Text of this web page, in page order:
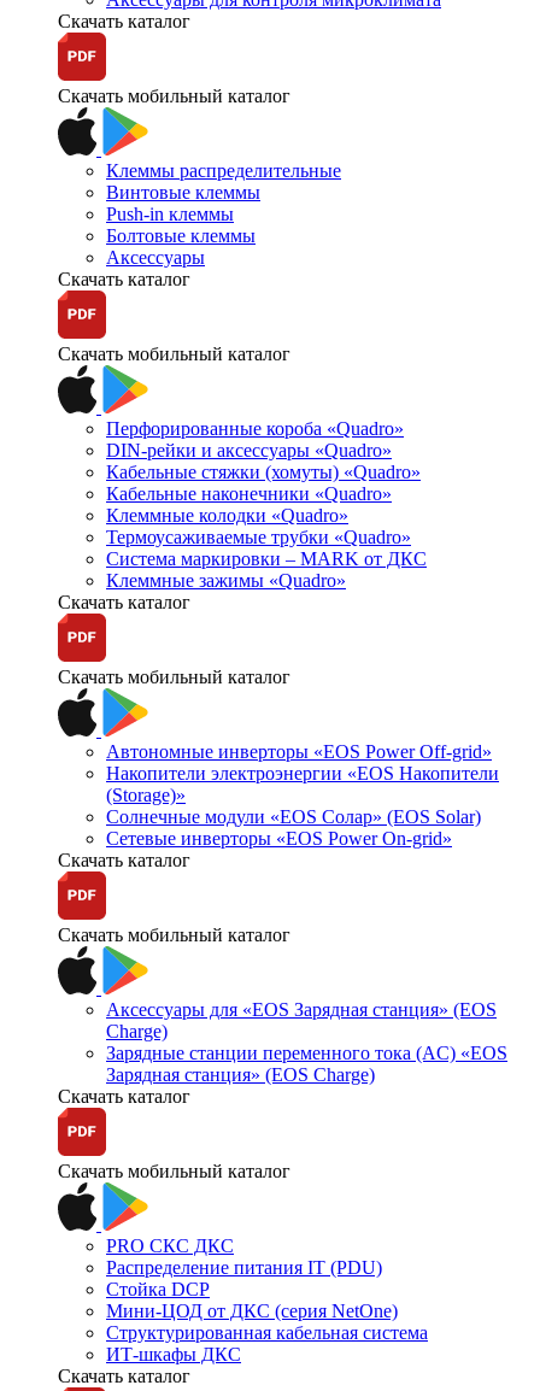
Скачать каталог
Скачать мобильный каталог
Клеммы распределительные
Винтовые клеммы
Push-in клеммы
Болтовые клеммы
Аксессуары
Скачать каталог
Скачать мобильный каталог
Перфорированные короба «Quadro»
DIN-рейки и аксессуары «Quadro»
Кабельные стяжки (хомуты) «Quadro»
Кабельные наконечники «Quadro»
Клеммные колодки «Quadro»
Термоусаживаемые трубки «Quadro»
Система маркировки – MARK от ДКС
Клеммные зажимы «Quadro»
Скачать каталог
Скачать мобильный каталог
Автономные инверторы «EOS Power Off-grid»
Накопители электроэнергии «EOS Накопители
(Storage)»
Солнечные модули «EOS Солар» (EOS Solar)
Сетевые инверторы «EOS Power On-grid»
Скачать каталог
Скачать мобильный каталог
Аксессуары для «EOS Зарядная станция» (EOS
Charge)
Зарядные станции переменного тока (AC) «EOS
Зарядная станция» (EOS Charge)
Скачать каталог
Скачать мобильный каталог
PRO СКС ДКС
Распределение питания IT (PDU)
Стойка DCP
Мини-ЦОД от ДКС (серия NetOne)
Структурированная кабельная система
ИТ-шкафы ДКС
Скачать каталог